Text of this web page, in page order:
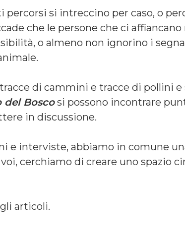
si intreccino per caso, o
che le persone che ci affiancano
o almeno non ignorino i
di cammini e tracce di pollini e
del Boscosi possono incontrare
in discussione.
e interviste, abbiamo in comune
cerchiamo di creare uno spazio
articoli.